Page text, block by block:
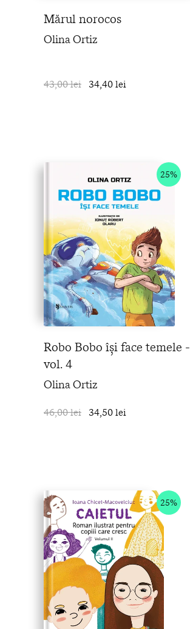
Mărul norocos
Olina Ortiz
43,00 lei 34,40 lei
25%
Robo Bobo își face temele -
vol. 4
Olina Ortiz
46,00 lei 34,50 lei
25%